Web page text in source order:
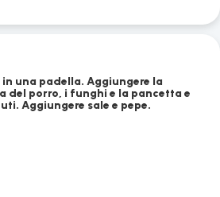
una padella. Aggiungere la
del porro, i funghi e la pancetta e
Aggiungere sale e pepe.